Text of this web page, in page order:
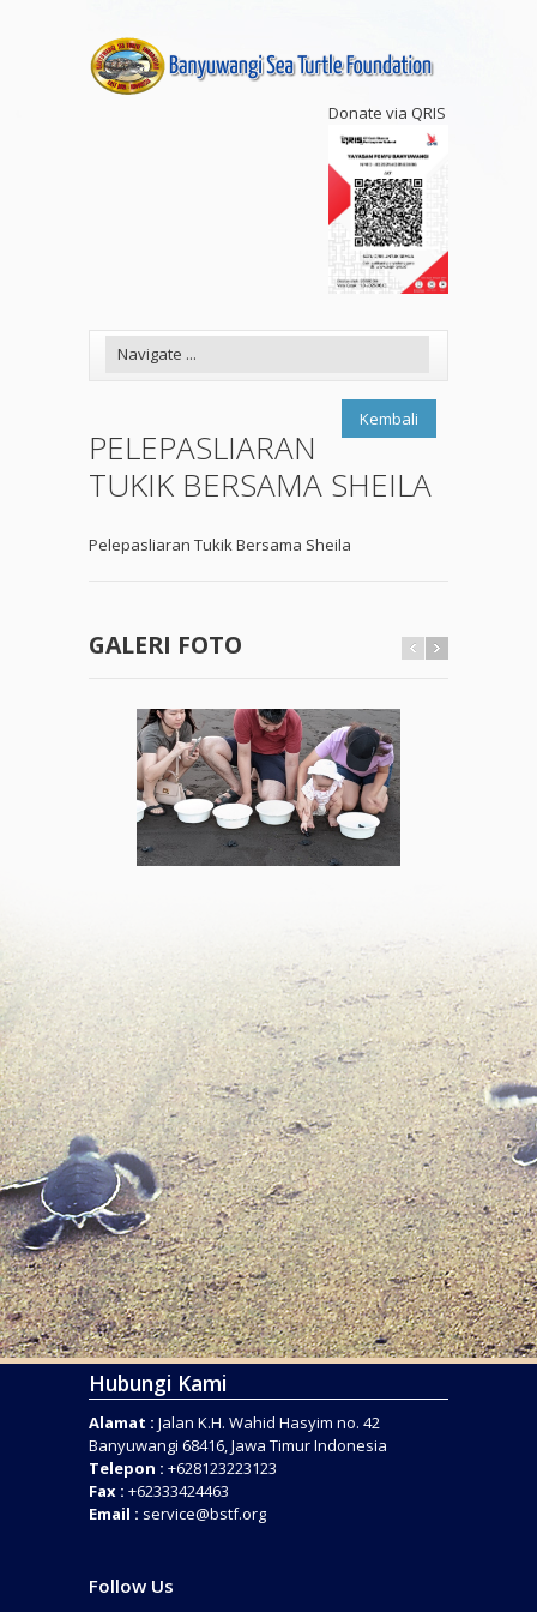
Donate via QRIS
Kembali
PELEPASLIARAN
TUKIK BERSAMA SHEILA
Pelepasliaran Tukik Bersama Sheila
GALERI FOTO
Hubungi Kami
Alamat : Jalan K.H. Wahid Hasyim no. 42
Banyuwangi 68416, Jawa Timur Indonesia
Telepon : +628123223123
Fax : +62333424463
Email : service@bstf.org
Follow Us